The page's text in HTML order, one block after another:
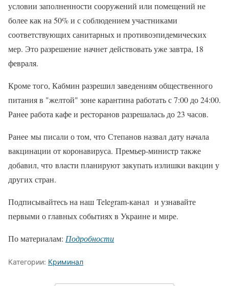
условии заполненности сооружений или помещений не
более как на 50% и с соблюдением участниками
соответствующих санитарных и противоэпидемических
мер. Это разрешение начнет действовать уже завтра, 18
февраля.
Кроме того, Кабмин разрешил заведениям общественного
питания в "желтой" зоне карантина работать с 7:00 до 24:00.
Ранее работа кафе и ресторанов разрешалась до 23 часов.
Ранее мы писали о том, что Степанов назвал дату начала
вакцинации от коронавируса. Премьер-министр также
добавил, что власти планируют закупать излишки вакцин у
других стран.
Подписывайтесь на наш Telegram-канал и узнавайте
первыми о главных событиях в Украине и мире.
По материалам: Подробности
Категории: Криминал